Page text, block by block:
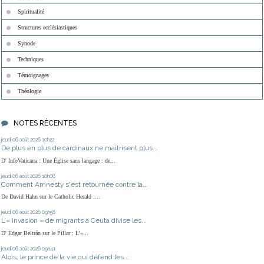
Spiritualité
Structures ecclésiastiques
Synode
Techniques
Témoignages
Théologie
NOTES RÉCENTES
jeudi 06 août 2026 10h22
De plus en plus de cardinaux ne maîtrisent plus...
D' InfoVaticana : Une Église sans langage : de...
jeudi 06 août 2026 10h08
Comment Amnesty s'est retournée contre la...
De David Hahn sur le Catholic Herald :...
jeudi 06 août 2026 09h58
L’« invasion » de migrants à Ceuta divise les...
D' Edgar Beltrán sur le Pillar : L’«...
jeudi 06 août 2026 09h41
Alois, le prince de la vie qui défend les...